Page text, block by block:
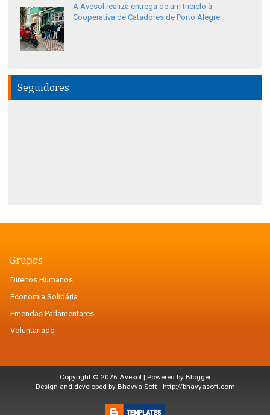
A Avesol realiza entrega de um triciclo à
Cooperativa de Catadores de Porto Alegre
Seguidores
Grupos
Direitos Humanos
Economia Solidária
Emendas Parlamentares
Voluntariado
Copyright © 2026 Avesol | Powered by Blogger
Design and developed by Bhavya Soft : http://bhavyasoft.com